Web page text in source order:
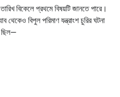
বিকেলে প্রথমে বিষয়টি জানতে পারে।
থেকেও বিপুল পরিমাণ যন্ত্রাংশ চুরির ঘটনা
ছিল—